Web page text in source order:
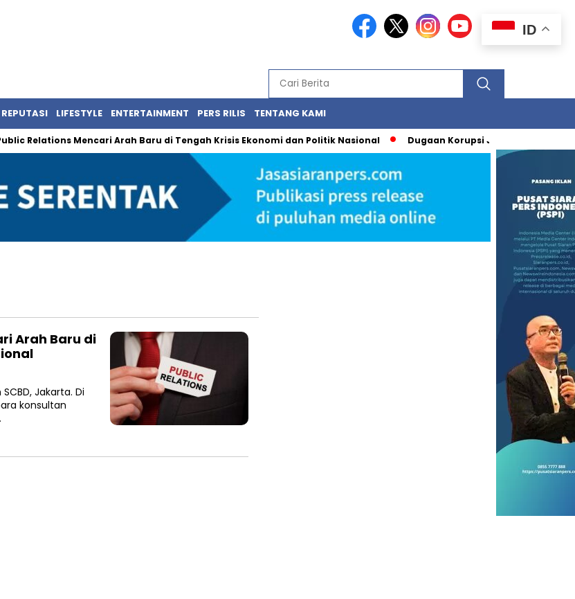
LIFESTYLE ENTERTAINMENT PERS RILIS TENTANG KAMI
Relations Mencari Arah Baru di Tengah Krisis Ekonomi dan Politik Nasional Dugaan Korupsi Judi Online: Strategi
Arah Baru di
Jakarta. Di
konsultan
ID